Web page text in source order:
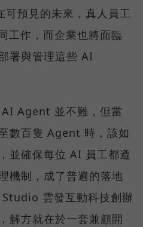
預見的未來，真人員工
工作，而企業也將面臨
署與管理這些 AI
Agent 並不難，但當
數百隻 Agent 時，該如
並確保每位 AI 員工都遵
機制，成了普遍的落地
雲發互動科技創辦
解方就在於一套兼顧開